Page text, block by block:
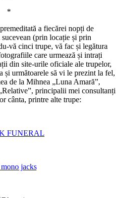
*
a fiecărei nopți de
(prin locație și prin
vă cinci trupe, vă fac și legătura
care urmează și intrați
din site-urile oficiale ale trupelor,
și următoarele să vi le prezint la fel,
de la Mihnea „Luna Amară”,
principalii mei consultanți
cânta, printre alte trupe: